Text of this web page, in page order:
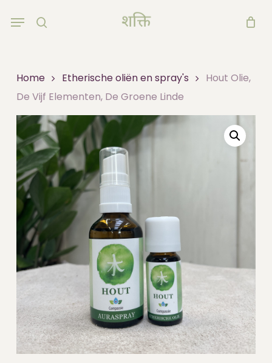
Menu
Home Etherische oliën en spray's
Hout Olie,
De Vijf Elementen, De Groene Linde